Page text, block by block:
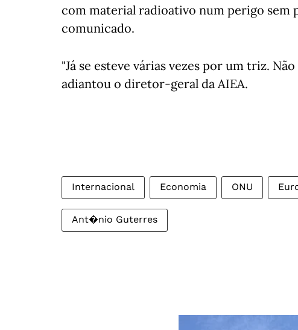
com material radioativo num perigo sem
comunicado.
"Já se esteve várias vezes por um triz.
adiantou o diretor-geral da AIEA.
Internacional Economia ONU
Ant�nio Guterres